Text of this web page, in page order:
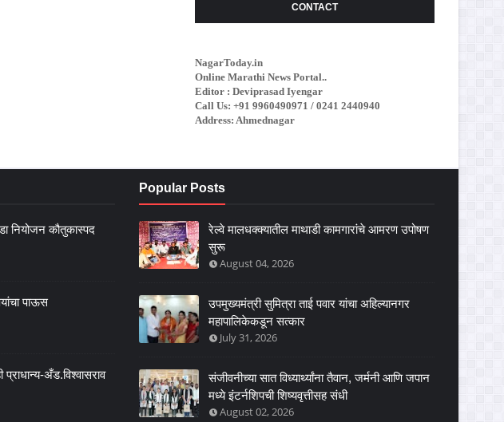
CONTACT
NagarToday.in
Online Marathi News Portal..
Editor : Deviprasad Iyengar
Call Us: +91 9960490971 / 0241 2440940
Address: Ahmednagar
नियोजन कौतुकास्पद
पाऊस
अँड.विश्वासराव
Popular Posts
रेल्वे मालधक्क्यातील माथाडी कामगारांचे आमरण उपोषण
सुरू
August 04, 2026
उपमुख्यमंत्री सुमित्रा ताई पवार यांचा अहिल्यानगर
महापालिकेकडून सत्कार
July 31, 2026
संजीवनीच्या सात विध्यार्थ्यांना तैवान, जर्मनी आणि जपान
मध्ये इंटर्नशिपची शिष्यवृत्तीसह संधी
August 02, 2026